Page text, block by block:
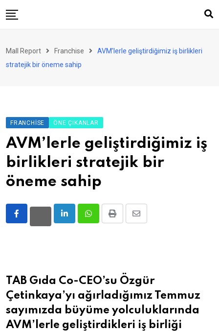
to
Perakende
Ürün ve Hizmet
Enerji
Haber
Gündem
Mall Report Franchise
AVM’lerle geliştirdiğimiz iş birlikleri
stratejik bir öneme sahip
FRANCHISE ÖNE ÇIKANLAR
AVM’lerle geliştirdiğimiz iş
birlikleri stratejik bir
öneme sahip
LinkedInWhatsappPrint
Share
TAB Gıda Co-CEO’su Özgür
Çetinkaya’yı ağırladığımız Temmuz
sayımızda büyüme yolculuklarında
AVM’lerle geliştirdikleri iş birliği